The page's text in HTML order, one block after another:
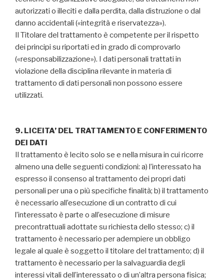
autorizzati o illeciti e dalla perdita, dalla distruzione o dal
danno accidentali («integrità e riservatezza»).
Il Titolare del trattamento è competente per il rispetto
dei principi su riportati ed in grado di comprovarlo
(«responsabilizzazione»). I dati personali trattati in
violazione della disciplina rilevante in materia di
trattamento di dati personali non possono essere
utilizzati.
9. LICEITA’ DEL TRATTAMENTO E CONFERIMENTO
DEI DATI
Il trattamento è lecito solo se e nella misura in cui ricorre
almeno una delle seguenti condizioni: a) l’interessato ha
espresso il consenso al trattamento dei propri dati
personali per una o più specifiche finalità; b) il trattamento
è necessario all’esecuzione di un contratto di cui
l’interessato è parte o all’esecuzione di misure
precontrattuali adottate su richiesta dello stesso; c) il
trattamento è necessario per adempiere un obbligo
legale al quale è soggetto il titolare del trattamento; d) il
trattamento è necessario per la salvaguardia degli
interessi vitali dell’interessato o di un’altra persona fisica;